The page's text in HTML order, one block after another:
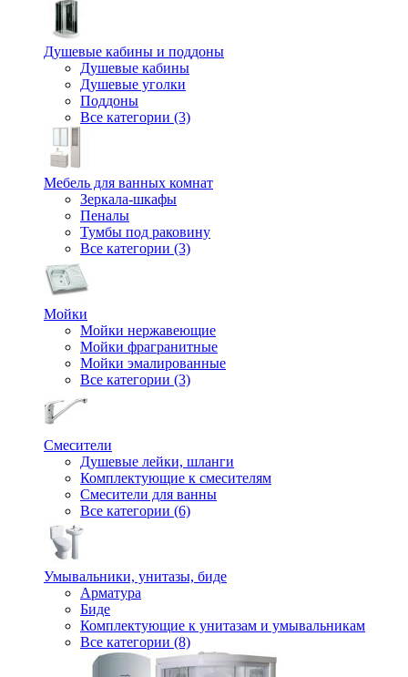
Душевые кабины и поддоны
Душевые кабины
Душевые уголки
Поддоны
Все категории (3)
Мебель для ванных комнат
Зеркала-шкафы
Пеналы
Тумбы под раковину
Все категории (3)
Мойки
Мойки нержавеющие
Мойки фрагранитные
Мойки эмалированные
Все категории (3)
Смесители
Душевые лейки, шланги
Комплектующие к смесителям
Смесители для ванны
Все категории (6)
Умывальники, унитазы, биде
Арматура
Биде
Комплектующие к унитазам и умывальникам
Все категории (8)